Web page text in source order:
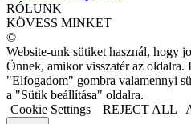
RÓLUNK
KÖVESS MINKET
©
Website-unk sütiket használ, hogy
Önnek, amikor visszatér az oldalra.
"Elfogadom" gombra valamennyi
a "Sütik beállítása" oldalra.
Cookie Settings
REJECT ALL